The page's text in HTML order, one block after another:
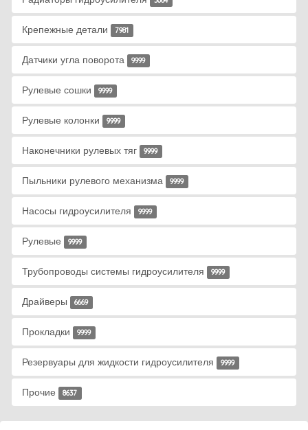
Крепежные детали 7981
Датчики угла поворота 9999
Рулевые сошки 9999
Рулевые колонки 9999
Наконечники рулевых тяг 9999
Пыльники рулевого механизма 9999
Насосы гидроусилителя 9999
Рулевые 9999
Трубопроводы системы гидроусилителя 9999
Драйверы 6669
Прокладки 9999
Резервуары для жидкости гидроусилителя 9999
Прочие 8637